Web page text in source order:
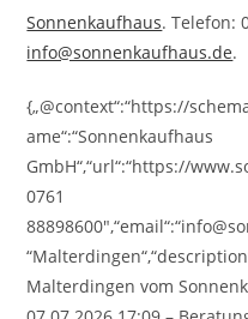
Sonnenkaufhaus. Telefon:
info@sonnenkaufhaus.de.
{„@context“:“https://
ame“:“Sonnenkaufhaus
GmbH“,“url“:“https://
0761
Malterdingen vom